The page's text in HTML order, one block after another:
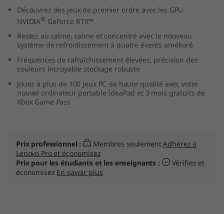
M
Découvrez des jeux de premier ordre avec les GPU
NVIDIA® GeForce RTX™
Restez au calme, calme et concentré avec le nouveau
système de refroidissement à quatre évents amélioré
Fréquences de rafraîchissement élevées, précision des
couleurs incroyable stockage robuste
Jouez à plus de 100 jeux PC de haute qualité avec votre
nouvel ordinateur portable IdeaPad et 3 mois gratuits de
Xbox Game Pass
Prix professionnel : Membres seulementAdhérez à
Lenovo Pro et économisez
Prix pour les étudiants et les enseignants :
Vérifiez et
économisez En savoir plus